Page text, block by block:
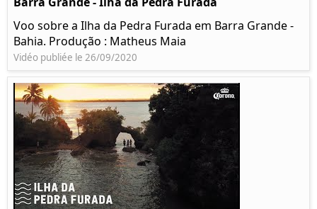
Voo sobre a Ilha da Pedra Furada em Barra Grande -
Bahia. Produção : Matheus Maia
Vidéo publiée le 26/09/2020